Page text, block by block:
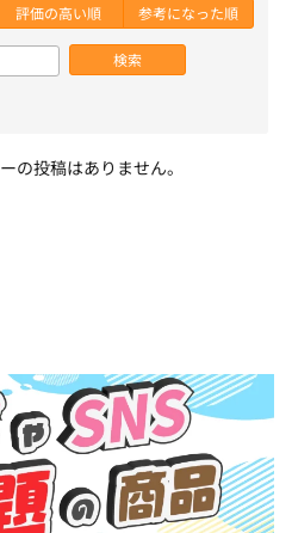
評価の高い順 参考になった順
検索
の投稿はありません。